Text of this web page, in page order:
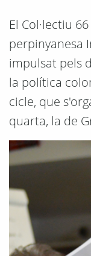
El Col·lectiu
perpinyanesa
impulsat pels
la política
cicle, que
quarta, la de